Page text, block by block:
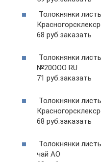
Толокнянки
68 руб.заказать
Толокнянки
№20ООО RU
71 руб.заказать
Толокнянки
68 руб.заказать
Толокнянки
чай АО